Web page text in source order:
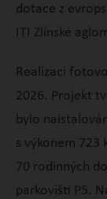
dotace z
ITI Zlínské
Realizaci
2026. Projekt
bylo
s výkonem 723
70 rodinných
parkovišti P5.